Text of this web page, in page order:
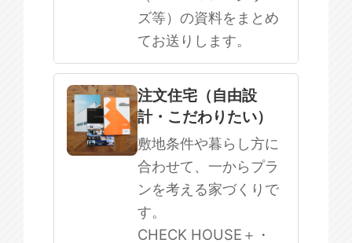
ズ等）の資料をまとめ
てお送りします。
注文住宅（自由設
計・こだわりたい）
敷地条件や暮らし方に
合わせて、一からプラ
ンを考える家づくりで
す。
CHECK HOUSE＋・